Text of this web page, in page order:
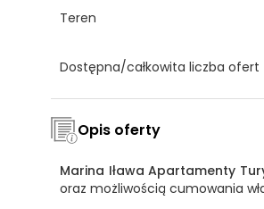
Teren
Dostępna/całkowita liczba ofert
Opis oferty
Marina Iława Apartamenty
oraz możliwością cumowania